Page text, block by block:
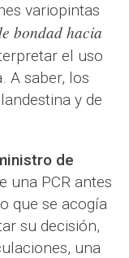
variopintas
bondad hacia
el uso
A saber, los
y de
de
una PCR antes
que se acogía
su decisión,
una